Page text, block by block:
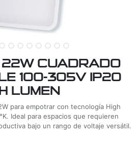
CUADRADO
100-305V IP20
LUMEN
para empotrar con tecnología High
Ideal para espacios que requieren
bajo un rango de voltaje versátil.